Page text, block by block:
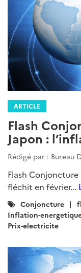
ARTICLE
Flash
Japon :
Rédigé par : Bureau
Flash Conjoncture
fléchit en février...
Catégories
:
Conjoncture
Inflation-
Prix-electricite